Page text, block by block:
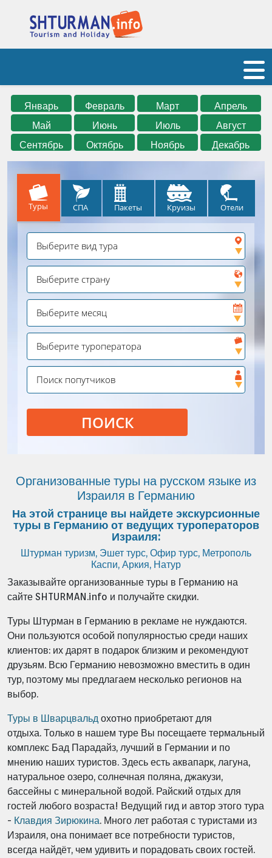
Январь Февраль Март
Апрель
Май
Июнь Июль
Август
Сентябрь
Октябрь Ноябрь Декабрь
Туры СПА Пакеты Круизы Отели
ПОИСК
Организованные туры на русском языке из
Израиля в Германию
На этой странице вы найдете экскурсионные
туры в Германию от ведущих туроператоров
Израиля:
Штурман туризм, Эшет турс, Офир турс, Метрополь
Каспи, Аркия, Натур
Заказывайте организованные туры в Германию на
сайте SHTURMAN.info и получайте скидки.
Туры Штурман в Германию в рекламе не нуждаются.
Они пользуются особой популярностью среди наших
клиентов: их дарят в подарок близким и рекомендуют
друзьям. Всю Германию невозможно вместить в один
тур, поэтому мы предлагаем несколько регионов на
выбор.
Туры в Шварцвальд охотно приобретают для
отдыха. Только в нашем туре Вы посещаете термальный
комплекс Бад Парадайз, лучший в Германии и по
мнению наших туристов. Здесь есть аквапарк, лагуна,
натуральное озеро, солнечная поляна, джакузи,
бассейны с минеральной водой. Райский отдых для
гостей любого возраста! Ведущий гид и автор этого тура
- Клавдия Зирюкина. Много лет работая с туристами из
Израиля, она понимает все потребности туристов,
всегда найдёт, чем удивить и порадовать своих гостей.